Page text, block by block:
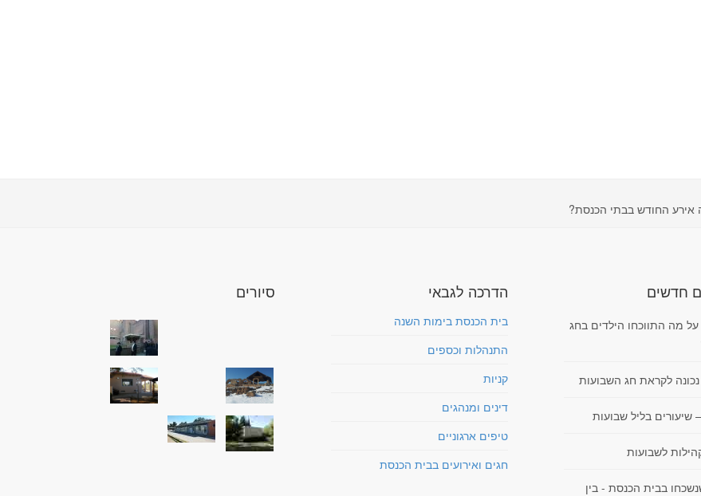
אירע החודש בבתי הכנסת?
חדשים
על מה התווכחו הילדים בחג
נכונה לקראת חג השבועות
שיעורים בליל שבועות
לשבועות
בבית הכנסת - בין
הדרכה לגבאי
בית הכנסת בימות השנה
התנהלות וכספים
קניות
דינים ומנהגים
טיפים ארגוניים
חגים ואירועים בבית הכנסת
סיורים